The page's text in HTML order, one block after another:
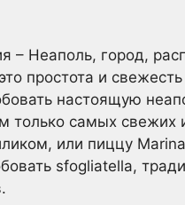
– Неаполь, город,
простота и
настоящую
только самых свежих
или пиццу
sfogliatella,